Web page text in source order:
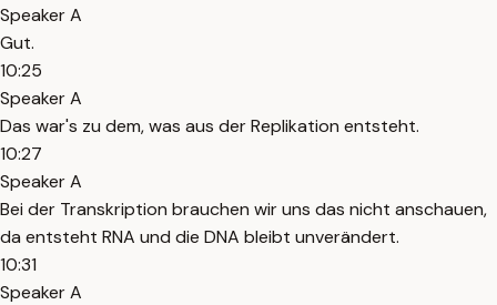
Speaker A
Gut.
10:25
Speaker A
Das war's zu dem, was aus der Replikation entsteht.
10:27
Speaker A
Bei der Transkription brauchen wir uns das nicht anschauen,
da entsteht RNA und die DNA bleibt unverändert.
10:31
Speaker A